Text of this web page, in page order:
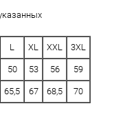
L XL XXL 3XL
50 53 56 59
65,5 67 68,5 70